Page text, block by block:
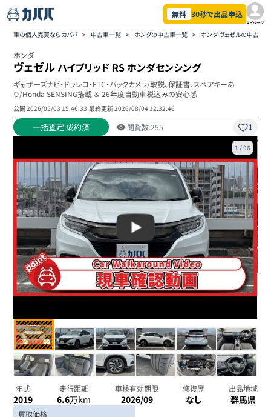
無料 30秒で出品申込
マイページ
車の個人売買ならカババ > 中古車一覧 > ホンダの中古車一覧 > ホンダ ヴェゼルの中古車
ホンダ
ヴェゼル ハイブリッド RS ホンダセンシング
ギャザーズナビ・ドラレコ・ETC・バックカメラ/取説、保証書、スペアキーあ
り/Honda SENSING搭載 ＆ 26年度自動車税込みの安心感
公開2026/05/03 15:46:33|最終更新2026/08/04 12:32:46
一括査定 成約済 閲覧数:255 1
1 /96
年式
2019
走行距離
6.6万km
車検有効期限
2026/09
修復歴
なし
出品地域
群馬県
買取価格